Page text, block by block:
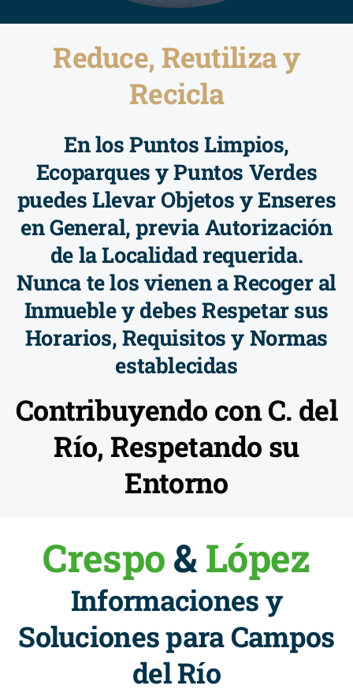
Reduce, Reutiliza y
Recicla
En los Puntos Limpios,
Ecoparques y Puntos Verdes
puedes Llevar Objetos y Enseres
en General, previa Autorización
de la Localidad requerida.
Nunca te los vienen a Recoger al
Inmueble y debes Respetar sus
Horarios, Requisitos y Normas
establecidas
Contribuyendo con C. del
Río, Respetando su
Entorno
Crespo&López
Informaciones y
Soluciones para Campos
del Río